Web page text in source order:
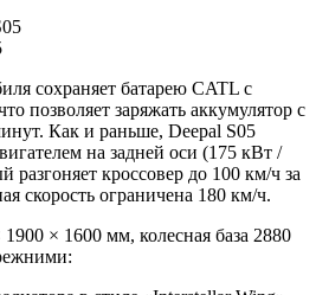
сохраняет батарею CATL с
позволяет заряжать аккумулятор с
Как и раньше, Deepal S05
на задней оси (175 кВт /
разгоняет кроссовер до 100 км/ч за
скорость ограничена 180 км/ч.
× 1600 мм, колесная база 2880